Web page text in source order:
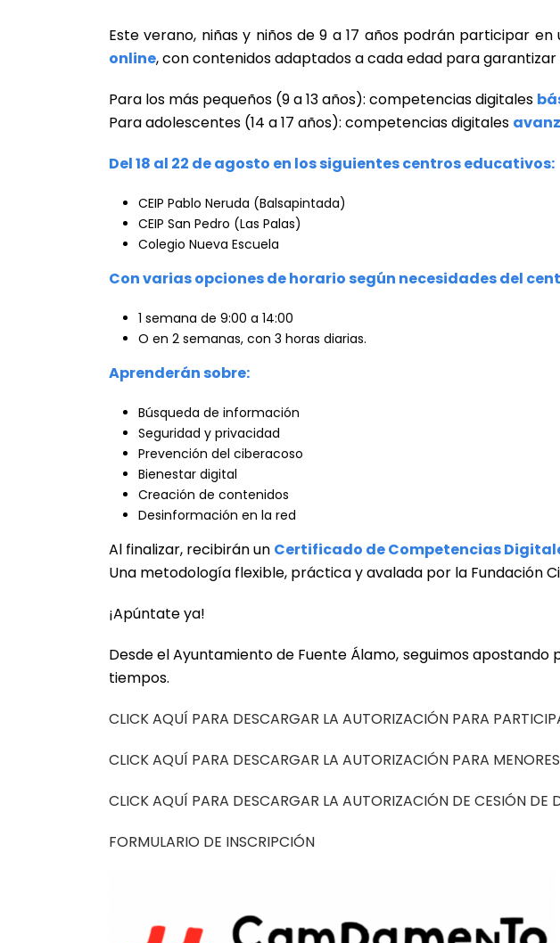
Este verano, niñas y niños de 9 a 17 años podrán participar
online, con contenidos adaptados a cada edad para garantizar
Para los más pequeños (9 a 13 años): competencias digitales
Para adolescentes (14 a 17 años): competencias digitales
Del 18 al 22 de agosto en los siguientes centros educativos:
CEIP Pablo Neruda (Balsapintada)
CEIP San Pedro (Las Palas)
Colegio Nueva Escuela
Con varias opciones de horario según necesidades del
1 semana de 9:00 a 14:00
O en 2 semanas, con 3 horas diarias.
Aprenderán sobre:
Búsqueda de información
Seguridad y privacidad
Prevención del ciberacoso
Bienestar digital
Creación de contenidos
Desinformación en la red
Al finalizar, recibirán un Certificado de Competencias
Una metodología flexible, práctica y avalada por la Fundación
¡Apúntate ya!
Desde el Ayuntamiento de Fuente Álamo, seguimos
tiempos.
CLICK AQUÍ PARA DESCARGAR LA AUTORIZACIÓN PARA
CLICK AQUÍ PARA DESCARGAR LA AUTORIZACIÓN PARA
CLICK AQUÍ PARA DESCARGAR LA AUTORIZACIÓN DE CESIÓN DE
FORMULARIO DE INSCRIPCIÓN